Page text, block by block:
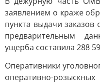
заявлением о краже
пункта выдачи
предварительным
ущерба составила 288
Оперативники
оперативно-